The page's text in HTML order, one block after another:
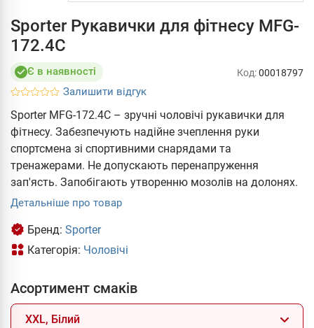
Sporter Рукавички для фітнесу MFG-
172.4C
Є в наявності
Залишити відгук
Код:00018797
Sporter MFG-172.4C – зручні чоловічі рукавички для
фітнесу. Забезпечують надійне зчеплення руки
спортсмена зі спортивними снарядами та
тренажерами. Не допускають перенапруження
зап'ясть. Запобігають утворенню мозолів на долонях.
Детальніше про товар
Бренд: Sporter
Категорія: Чоловічі
Асортимент смаків
XXL, Білий